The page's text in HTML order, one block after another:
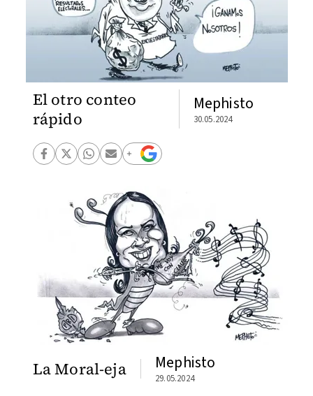
El otro conteo
rápido
Mephisto
30.05.2024
La Moral-eja Mephisto
29.05.2024